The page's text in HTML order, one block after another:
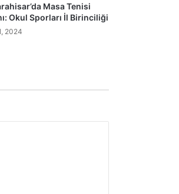
Masa Tenisi
Okul Sporları İl Birinciliği
2024